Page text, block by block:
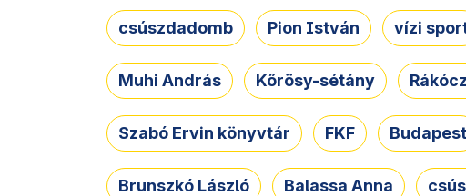
csúszdadomb Pion István vízi
Muhi András Kőrösy-sétány
Szabó Ervin könyvtár FKF Budapest
Brunszkó László Balassa Anna